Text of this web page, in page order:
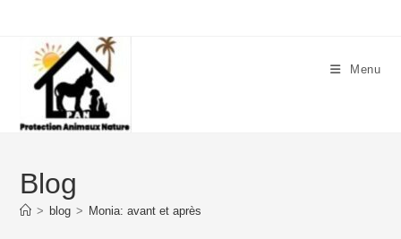
Menu
Blog
> blog > Monia: avant et après